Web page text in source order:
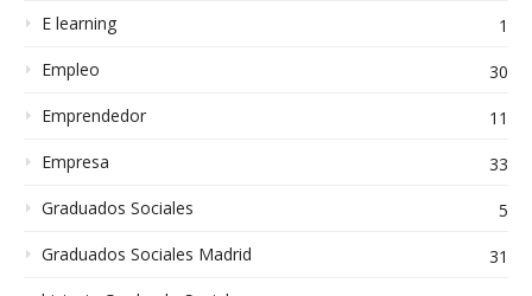
E learning
1
Empleo
30
Emprendedor
11
Empresa
33
Graduados Sociales
5
Graduados Sociales Madrid
31